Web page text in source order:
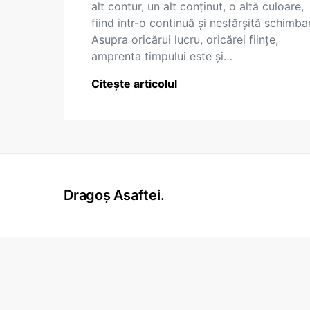
alt contur, un alt conţinut, o altă culoare,
fiind într-o continuă şi nesfărşită
Asupra oricărui lucru, oricărei fiinţe,
amprenta timpului este şi…
Citește articolul
Dragoș Asaftei.